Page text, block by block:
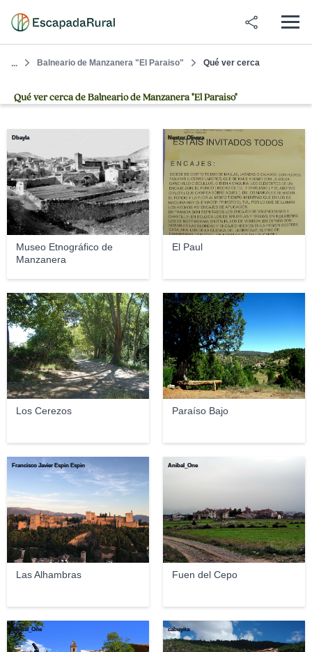
... Balneario de Manzanera "El Paraiso" Qué ver cerca
Qué ver cerca de Balneario de Manzanera "El Paraiso"
Museo Etnográfico de
Manzanera
Dbayla
El Paul
Nestor Olivera
Los Cerezos
fracator
Paraíso Bajo
Petercero
Las Alhambras
Francisco Javier Espin Espin
Fuen del Cepo
Anibal_One
Anibal_One cabuyita